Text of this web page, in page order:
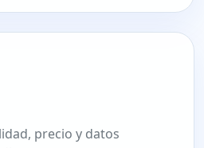
precio y datos